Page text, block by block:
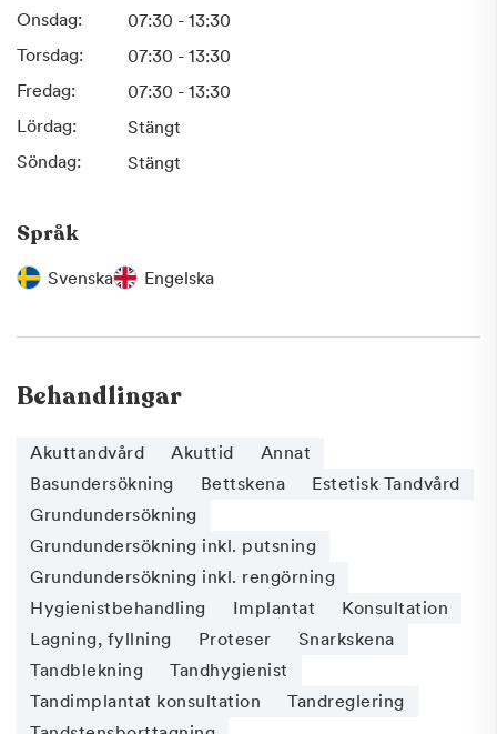
Onsdag:
07:30 - 13:30
Torsdag:
07:30 - 13:30
Fredag:
07:30 - 13:30
Lördag:
Stängt
Söndag:
Stängt
Språk
Svenska Engelska
Behandlingar
Akuttandvård Akuttid
Annat
Basundersökning
Bettskena
Estetisk Tandvård
Grundundersökning
Grundundersökning inkl. putsning
Grundundersökning inkl. rengörning
Hygienistbehandling
Implantat
Konsultation
Lagning, fyllning
Proteser
Snarkskena
Tandblekning
Tandhygienist
Tandimplantat konsultation
Tandreglering